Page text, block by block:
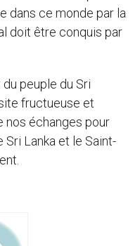
dans ce monde par la
doit être conquis par
peuple du Sri
fructueuse et
nos échanges pour
Lanka et le Saint-